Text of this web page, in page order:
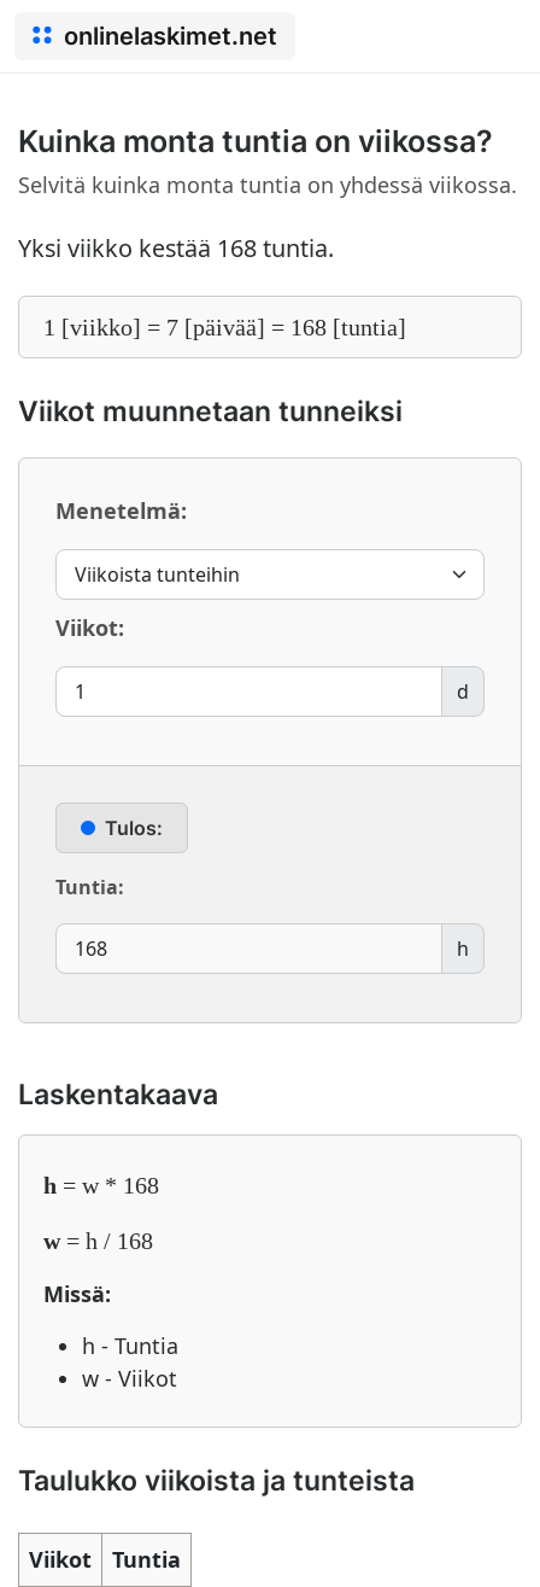
onlinelaskimet.net
Kuinka monta tuntia on viikossa?
Selvitä kuinka monta tuntia on yhdessä viikossa.
Yksi viikko kestää 168 tuntia.
1 [viikko] = 7 [päivää] = 168 [tuntia]
Viikot muunnetaan tunneiksi
Menetelmä:
Viikot:
d
Tulos:
Tuntia:
h
Laskentakaava
h = w * 168
w= h / 168
Missä:
h - Tuntia
w - Viikot
Taulukko viikoista ja tunteista
Viikot
Tuntia